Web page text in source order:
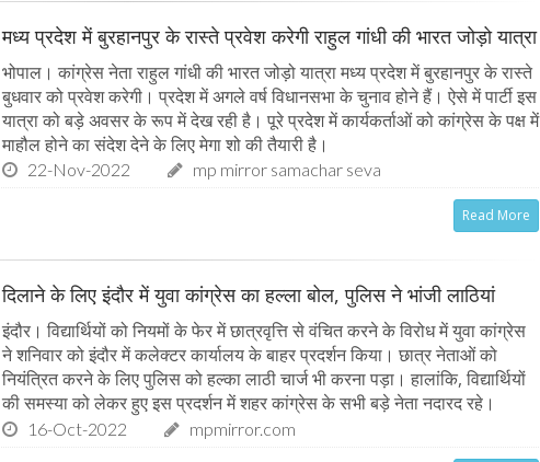
मध्य प्रदेश में बुरहानपुर के रास्ते प्रवेश करेगी राहुल गांधी की भारत जोड़ो यात्रा
भोपाल। कांग्रेस नेता राहुल गांधी की भारत जोड़ो यात्रा मध्य प्रदेश में बुरहानपुर के रास्ते
बुधवार को प्रवेश करेगी। प्रदेश में अगले वर्ष विधानसभा के चुनाव होने हैं। ऐसे में पार्टी इस
यात्रा को बड़े अवसर के रूप में देख रही है। पूरे प्रदेश में कार्यकर्ताओं को कांग्रेस के पक्ष में
माहौल होने का संदेश देने के लिए मेगा शो की तैयारी है।
22-Nov-2022 mp mirror samachar seva
Read More
दिलाने के लिए इंदौर में युवा कांग्रेस का हल्ला बोल, पुलिस ने भांजी लाठियां
इंदौर। विद्यार्थियों को नियमों के फेर में छात्रवृत्ति से वंचित करने के विरोध में युवा कांग्रेस
ने शनिवार को इंदौर में कलेक्टर कार्यालय के बाहर प्रदर्शन किया। छात्र नेताओं को
नियंत्रित करने के लिए पुलिस को हल्का लाठी चार्ज भी करना पड़ा। हालांकि, विद्यार्थियों
की समस्या को लेकर हुए इस प्रदर्शन में शहर कांग्रेस के सभी बड़े नेता नदारद रहे।
16-Oct-2022 mpmirror.com